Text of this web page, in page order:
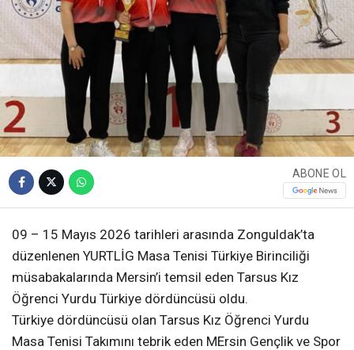
ABONE OL
09 – 15 Mayıs 2026 tarihleri arasında Zonguldak’ta
düzenlenen YURTLİG Masa Tenisi Türkiye Birinciliği
müsabakalarında Mersin’i temsil eden Tarsus Kız
Öğrenci Yurdu Türkiye dördüncüsü oldu.
Türkiye dördüncüsü olan Tarsus Kız Öğrenci Yurdu
Masa Tenisi Takımını tebrik eden MErsin Gençlik ve Spor